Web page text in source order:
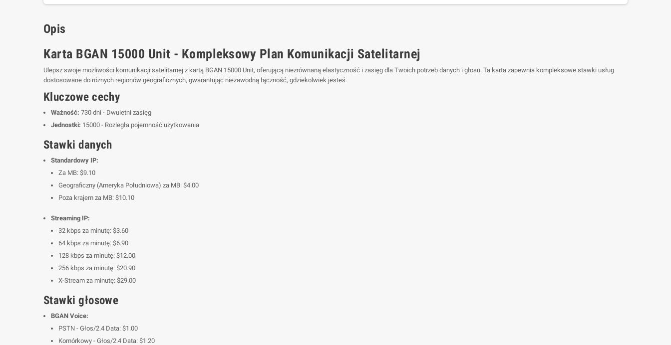
Opis
Karta BGAN 15000 Unit - Kompleksowy Plan Komunikacji Satelitarnej
Ulepsz swoje możliwości komunikacji satelitarnej z kartą BGAN 15000 Unit, oferującą niezrównaną elastyczność i zasięg dla Twoich potrzeb danych i głosu. Ta karta zapewnia kompleksowe stawki usług
dostosowane do różnych regionów geograficznych, gwarantując niezawodną łączność, gdziekolwiek jesteś.
Kluczowe cechy
Ważność: 730 dni - Dwuletni zasięg
Jednostki: 15000 - Rozległa pojemność użytkowania
Stawki danych
Standardowy IP:
Za MB: $9.10
Geograficzny (Ameryka Południowa) za MB: $4.00
Poza krajem za MB: $10.10
Streaming IP:
32 kbps za minutę: $3.60
64 kbps za minutę: $6.90
128 kbps za minutę: $12.00
256 kbps za minutę: $20.90
X-Stream za minutę: $29.00
Stawki głosowe
BGAN Voice:
PSTN - Głos/2.4 Data: $1.00
Komórkowy - Głos/2.4 Data: $1.20